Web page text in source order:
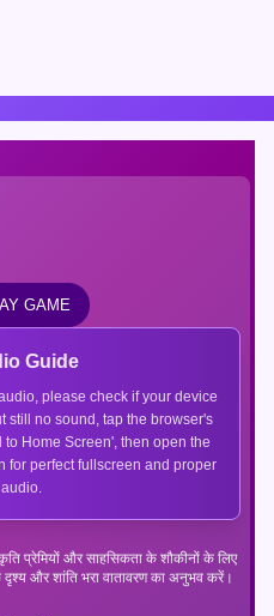
प्रेमियों और साहसिकता के शौकीनों के लिए
और शांति भरा वातावरण का अनुभव करें।
Guide
please check if your device
still no sound, tap the browser's
Home Screen', then open the
for perfect fullscreen and proper
audio.
GAME